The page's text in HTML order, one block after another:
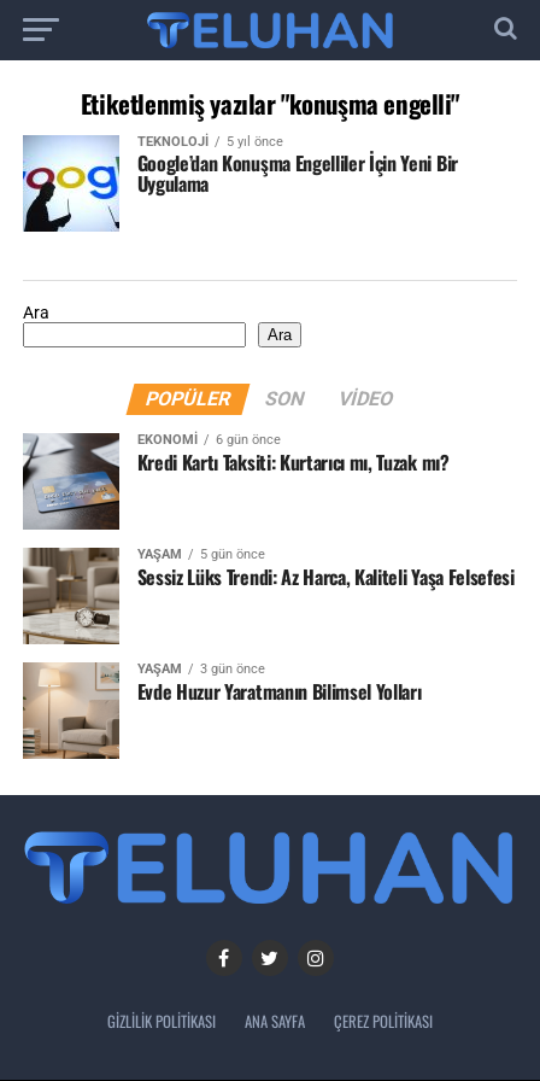
Etiketlenmiş yazılar "konuşma engelli"
TEKNOLOJI 5 yıl önce
Google’dan Konuşma Engelliler İçin Yeni Bir
Uygulama
Ara
Ara
POPÜLER SON VIDEO
EKONOMI 6 gün önce
Kredi Kartı Taksiti: Kurtarıcı mı, Tuzak mı?
YAŞAM 5 gün önce
Sessiz Lüks Trendi: Az Harca, Kaliteli Yaşa Felsefesi
YAŞAM 3 gün önce
Evde Huzur Yaratmanın Bilimsel Yolları
GIZLILIK POLITIKASI ANA SAYFA ÇEREZ POLITIKASI